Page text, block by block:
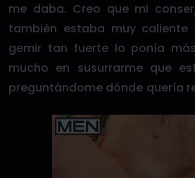
me daba. Creo que mi
también estaba muy caliente
gemir tan fuerte lo ponía
mucho en susurrarme que
preguntándome dónde quería